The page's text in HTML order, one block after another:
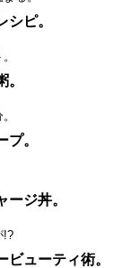
ピ。
。
ジ丼。
!?
ューティ術。